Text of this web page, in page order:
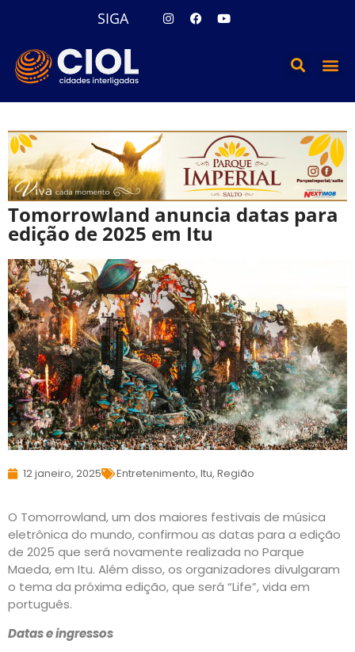
SIGA
Tomorrowland anuncia datas para
edição de 2025 em Itu
12 janeiro, 2025 Entretenimento, Itu, Região
O Tomorrowland, um dos maiores festivais de música
eletrônica do mundo, confirmou as datas para a edição
de 2025 que será novamente realizada no Parque
Maeda, em Itu. Além disso, os organizadores divulgaram
o tema da próxima edição, que será “Life”, vida em
português.
Datas e ingressos